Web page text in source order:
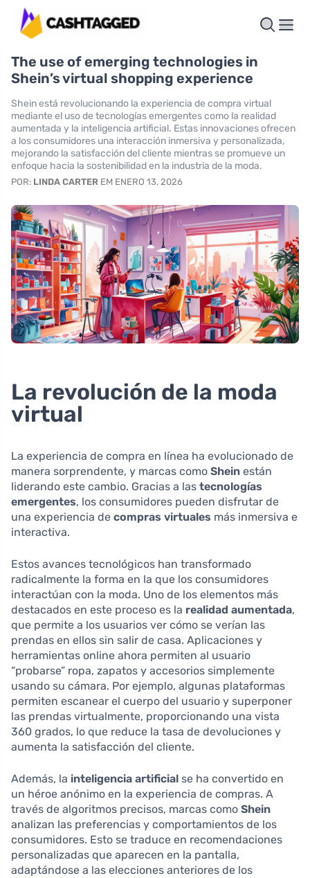
The use of emerging technologies in
Shein’s virtual shopping experience
Shein está revolucionando la experiencia de compra virtual
mediante el uso de tecnologías emergentes como la realidad
aumentada y la inteligencia artificial. Estas innovaciones ofrecen
a los consumidores una interacción inmersiva y personalizada,
mejorando la satisfacción del cliente mientras se promueve un
enfoque hacia la sostenibilidad en la industria de la moda.
POR: LINDA CARTER EM ENERO 13, 2026
La revolución de la moda
virtual
La experiencia de compra en línea ha evolucionado de
manera sorprendente, y marcas como Shein están
liderando este cambio. Gracias a las tecnologías
emergentes, los consumidores pueden disfrutar de
una experiencia de compras virtuales más inmersiva e
interactiva.
Estos avances tecnológicos han transformado
radicalmente la forma en la que los consumidores
interactúan con la moda. Uno de los elementos más
destacados en este proceso es la realidad aumentada,
que permite a los usuarios ver cómo se verían las
prendas en ellos sin salir de casa. Aplicaciones y
herramientas online ahora permiten al usuario
“probarse” ropa, zapatos y accesorios simplemente
usando su cámara. Por ejemplo, algunas plataformas
permiten escanear el cuerpo del usuario y superponer
las prendas virtualmente, proporcionando una vista
360 grados, lo que reduce la tasa de devoluciones y
aumenta la satisfacción del cliente.
Además, la inteligencia artificial se ha convertido en
un héroe anónimo en la experiencia de compras. A
través de algoritmos precisos, marcas como Shein
analizan las preferencias y comportamientos de los
consumidores. Esto se traduce en recomendaciones
personalizadas que aparecen en la pantalla,
adaptándose a las elecciones anteriores de los